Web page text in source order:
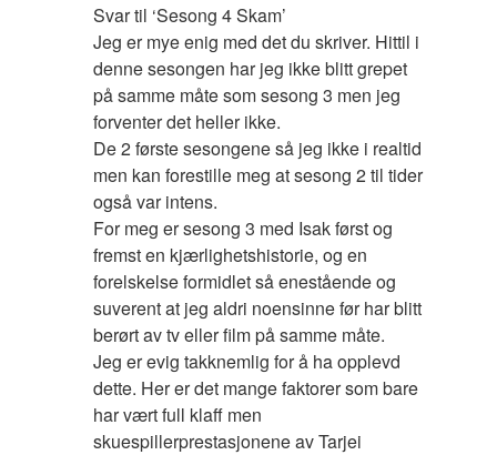
Svar til ‘Sesong 4 Skam’
Jeg er mye enig med det du skriver. Hittil i
denne sesongen har jeg ikke blitt grepet
på samme måte som sesong 3 men jeg
forventer det heller ikke.
De 2 første sesongene så jeg ikke i realtid
men kan forestille meg at sesong 2 til tider
også var intens.
For meg er sesong 3 med Isak først og
fremst en kjærlighetshistorie, og en
forelskelse formidlet så enestående og
suverent at jeg aldri noensinne før har blitt
berørt av tv eller film på samme måte.
Jeg er evig takknemlig for å ha opplevd
dette. Her er det mange faktorer som bare
har vært full klaff men
skuespillerprestasjonene av Tarjei